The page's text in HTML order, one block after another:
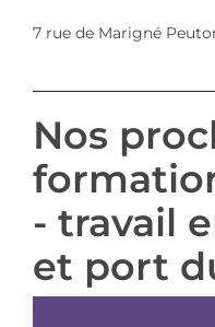
7 rue de Marigné
Nos
- travail
et port